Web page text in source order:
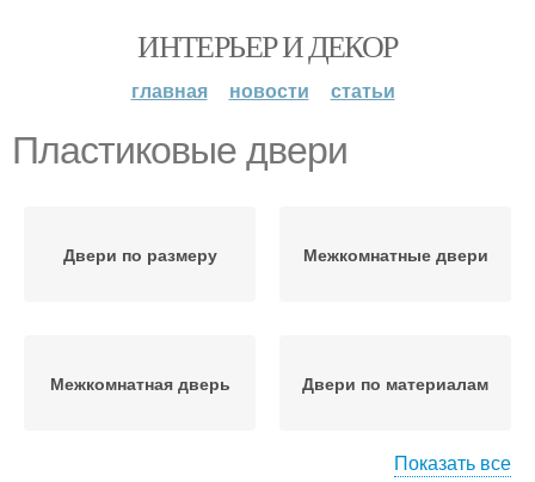
ИНТЕРЬЕР И ДЕКОР
главная новости статьи
Пластиковые двери
Двери по размеру Межкомнатные двери
Межкомнатная дверь Двери по материалам
Показать все